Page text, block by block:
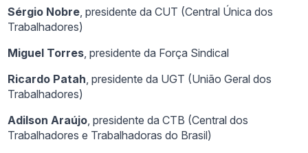
Sérgio Nobre , presidente da CUT (Central Única dos
Trabalhadores)
Miguel Torres , presidente da Força Sindical
Ricardo Patah , presidente da UGT (União Geral dos
Trabalhadores)
Adilson Araújo , presidente da CTB (Central dos
Trabalhadores e Trabalhadoras do Brasil)